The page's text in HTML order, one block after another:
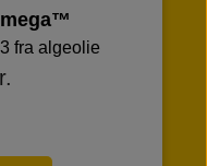
AHA-syrer og